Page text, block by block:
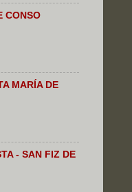
CONSO
MARÍA DE
- SAN FIZ DE